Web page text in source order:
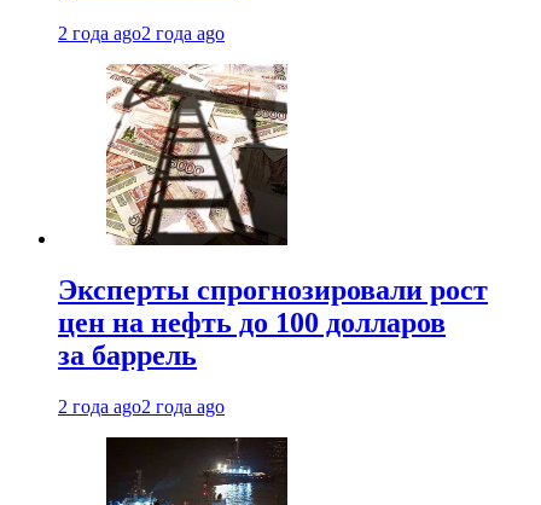
2 года ago2 года ago
Эксперты спрогнозировали рост
цен на нефть до 100 долларов
за баррель
2 года ago2 года ago